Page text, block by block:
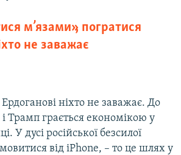
м’язами», погратися
не заважає
ніхто не заважає. До
і Трамп грається економікою у
У дусі російської безсилої
від iPhone, – то це шлях у